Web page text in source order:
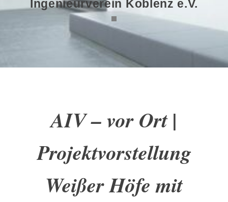
Ingenieurverein Koblenz e.V.
AIV – vor Ort |
Projektvorstellung
Weißer Höfe mit